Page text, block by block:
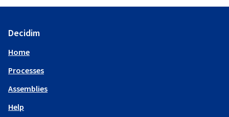
Decidim
Home
Processes
Assemblies
Help